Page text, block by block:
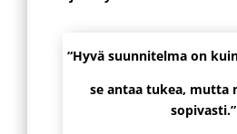
“Hyvä suunnitelma on
se antaa tukea, mutta
sopivasti.”